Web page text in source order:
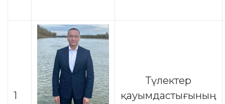
1
Түлектер
қауымдастығының